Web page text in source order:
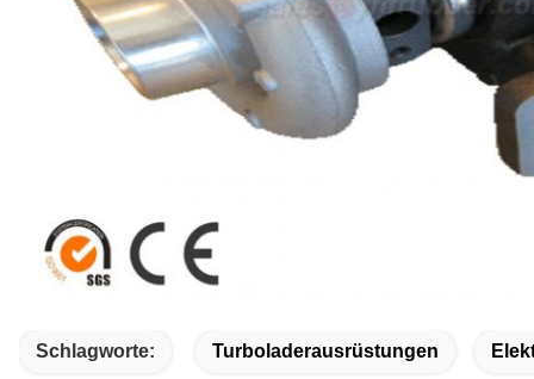
Schlagworte: Turboladerausrüstungen